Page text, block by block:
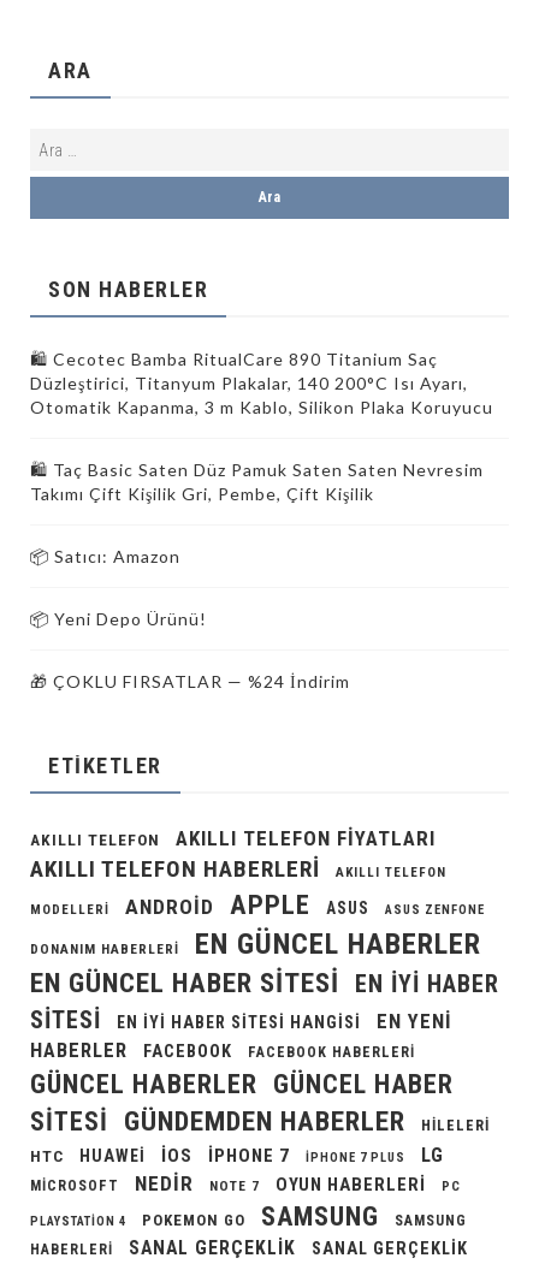
ARA
SON HABERLER
🛍️ Cecotec Bamba RitualCare 890 Titanium Saç
Düzleştirici, Titanyum Plakalar, 140 200°C Isı Ayarı,
Otomatik Kapanma, 3 m Kablo, Silikon Plaka Koruyucu
🛍️ Taç Basic Saten Düz Pamuk Saten Saten Nevresim
Takımı Çift Kişilik Gri, Pembe, Çift Kişilik
📦 Satıcı: Amazon
📦 Yeni Depo Ürünü!
🎁 ÇOKLU FIRSATLAR — %24 İndirim
ETIKETLER
AKILLI TELEFON AKILLI TELEFON FIYATLARI
AKILLI TELEFON HABERLERI AKILLI TELEFON
MODELLERI ANDROID APPLE ASUS ASUS ZENFONE
DONANIM HABERLERI EN GÜNCEL HABERLER
EN GÜNCEL HABER SITESI
EN IYI HABER
SITESI
EN IYI HABER SITESI HANGISI
EN YENI
HABERLER
FACEBOOK FACEBOOK HABERLERI
GÜNCEL HABERLER
GÜNCEL HABER
SITESI
GÜNDEMDEN HABERLER
HILELERI
HTC
HUAWEI IOS IPHONE 7 IPHONE 7 PLUS LG
MICROSOFT NEDIR NOTE 7 OYUN HABERLERI PC
PLAYSTATION 4 POKEMON GO SAMSUNG
SAMSUNG
HABERLERI
SANAL GERÇEKLIK SANAL GERÇEKLIK